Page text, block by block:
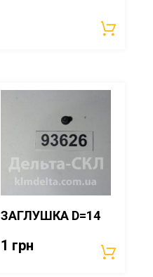
ЗАГЛУШКА D=14
1 грн